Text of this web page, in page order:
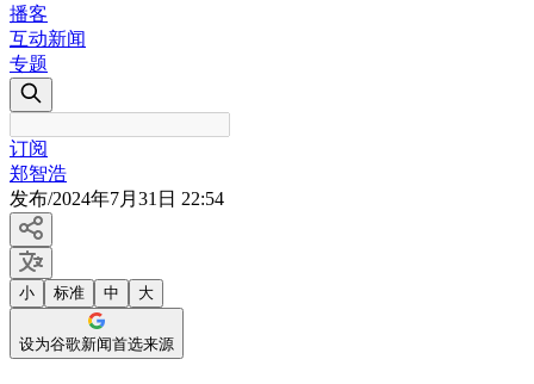
播客
互动新闻
专题
订阅
郑智浩
发布/2024年7月31日 22:54
小 标准 中 大
设为谷歌新闻首选来源